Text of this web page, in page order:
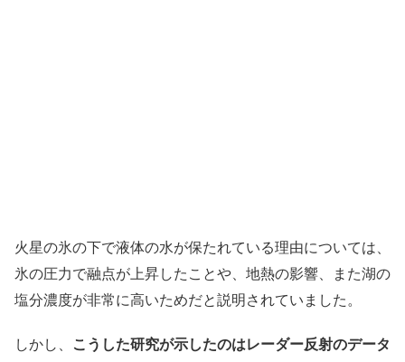
火星の氷の下で液体の水が保たれている理由については、
氷の圧力で融点が上昇したことや、地熱の影響、また湖の
塩分濃度が非常に高いためだと説明されていました。
しかし、 こうした研究が示したのはレーダー反射のデータ